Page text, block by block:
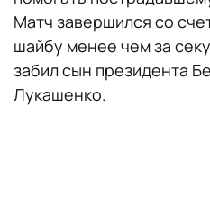
Матч завершился со
шайбу менее чем за
забил сын президента
Лукашенко.